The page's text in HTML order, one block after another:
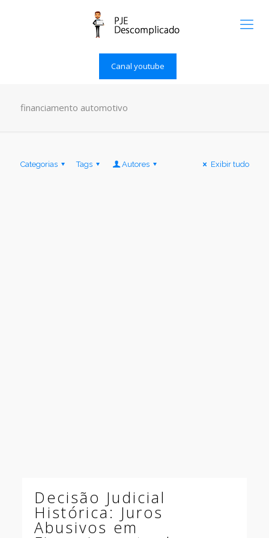
Canal youtube
financiamento automotivo
Categorias Tags Autores Exibir tudo
Decisão Judicial
Histórica: Juros
Abusivos em